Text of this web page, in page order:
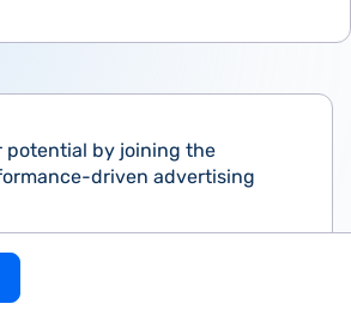
potential by joining the
driven advertising
Product Enablement and
Experts on the Publisher
group in our Tel-